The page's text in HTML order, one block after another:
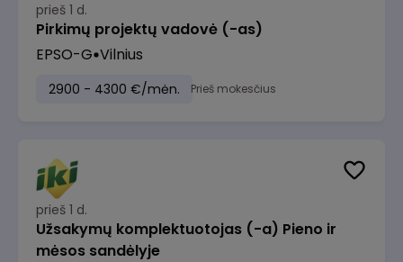
prieš 1 d.
Pirkimų projektų vadovė (-as)
EPSO-G Vilnius
2900 - 4300 €/mėn. Prieš mokesčius
prieš 1 d.
Užsakymų komplektuotojas (-a) Pieno ir
mėsos sandėlyje